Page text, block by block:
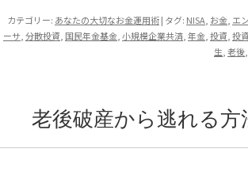
カテゴリー: あなたの大切なお金運用術| タグ: NISA お金 エ
ーサ 分散投資 国民年金基金 小規模企業共済 年金 投資 投
生 老後
老後破産から逃れる方